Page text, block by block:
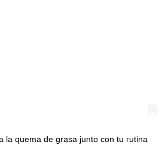
la quema de grasa junto con tu rutina